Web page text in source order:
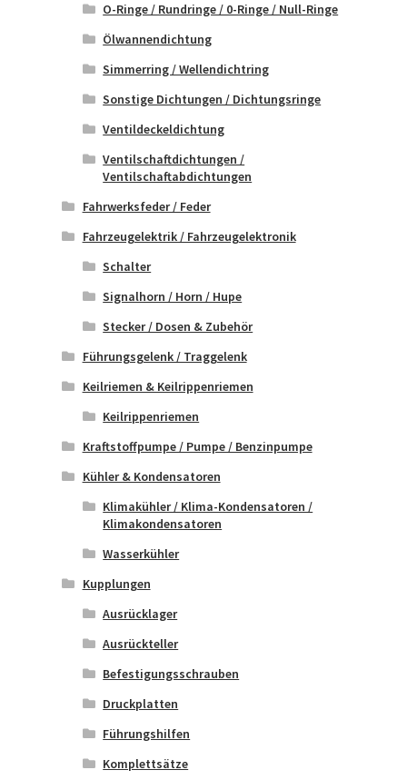
O-Ringe / Rundringe / 0-Ringe / Null-Ringe
Ölwannendichtung
Simmerring / Wellendichtring
Sonstige Dichtungen / Dichtungsringe
Ventildeckeldichtung
Ventilschaftdichtungen /
Ventilschaftabdichtungen
Fahrwerksfeder / Feder
Fahrzeugelektrik / Fahrzeugelektronik
Schalter
Signalhorn / Horn / Hupe
Stecker / Dosen & Zubehör
Führungsgelenk / Traggelenk
Keilriemen & Keilrippenriemen
Keilrippenriemen
Kraftstoffpumpe / Pumpe / Benzinpumpe
Kühler & Kondensatoren
Klimakühler / Klima-Kondensatoren /
Klimakondensatoren
Wasserkühler
Kupplungen
Ausrücklager
Ausrückteller
Befestigungsschrauben
Druckplatten
Führungshilfen
Komplettsätze